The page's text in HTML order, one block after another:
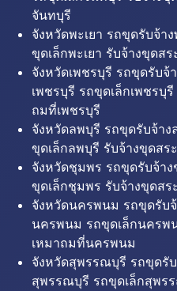
จันทบุรี
จังหวัดพะเยา รถขุดรับจ้า
ขุดเล็กพะเยา รับจ้างขุดส
จังหวัดเพชรบุรี รถขุดรับจ้
เพชรบุรี รถขุดเล็กเพชรบุ
ถมที่เพชรบุรี
จังหวัดลพบุรี รถขุดรับจ้า
ขุดเล็กลพบุรี รับจ้างขุดส
จังหวัดชุมพร รถขุดรับจ้า
ขุดเล็กชุมพร รับจ้างขุดส
จังหวัดนครพนม รถขุดรับ
นครพนม รถขุดเล็กนครพ
เหมาถมที่นครพนม
จังหวัดสุพรรณบุรี รถขุดรั
สุพรรณบุรี รถขุดเล็กสุพร